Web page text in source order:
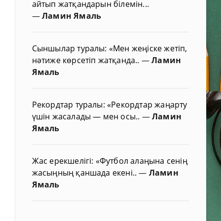
айтып жатқандарын білемін...
—Ламин Ямаль
Сыншылар туралы: «Мен жеңіске жетіп,
нәтиже көрсетіп жатқанда.. —Ламин
Ямаль
Рекордтар туралы: «Рекордтар жаңарту
үшін жасалады — мен осы.. —Ламин
Ямаль
Жас ерекшелігі: «Футбол алаңына сенің
жасыңның қаншада екені..— Ламин
Ямаль